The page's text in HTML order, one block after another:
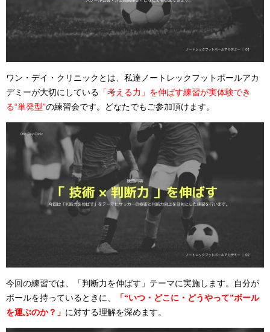
ワン・デイ・クリニックとは、私達ノートレックフットボールアカ
デミーが大切にしている 「考える力」を伸ばす練習が実体験でき
る“単発型”の練習会です。どなたでもご参加頂けます。
今回の練習では、「判断力を伸ばす」テーマに実施します。自分が
ボールを持っているときに、
「“いつ・どこに・どうやって”ボール
を運ぶのか？」 に対する理解を深めます。